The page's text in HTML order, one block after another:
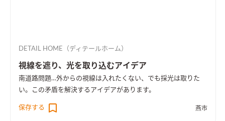
DETAIL HOME（ディテールホーム）
視線を遮り、光を取り込むアイデア
南道路問題…外からの視線は入れたくない、でも採光は取りた
い。この矛盾を解決するアイデアがあります。
保存する 燕市